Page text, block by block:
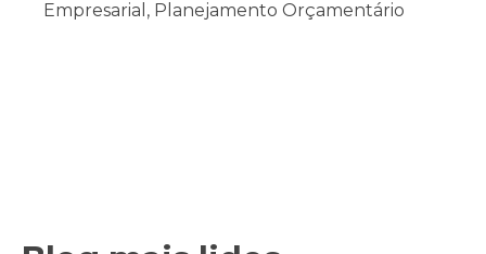
Empresarial, Planejamento Orçamentário